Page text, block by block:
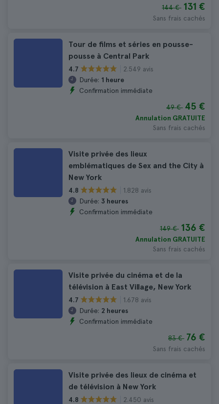
144 € 131 €
Sans frais cachés
Tour de films et séries en pousse-
pousse à Central Park
4.7
2.549 avis
Durée: 1 heure
Confirmation immédiate
49 € 45 €
Annulation GRATUITE
Sans frais cachés
Visite privée des lieux
emblématiques de Sex and the City à
New York
4.8
1.828 avis
Durée: 3 heures
Confirmation immédiate
149 € 136 €
Annulation GRATUITE
Sans frais cachés
Visite privée du cinéma et de la
télévision à East Village, New York
4.7
1.678 avis
Durée: 2 heures
Confirmation immédiate
83 € 76 €
Sans frais cachés
Visite privée des lieux de cinéma et
de télévision à New York
4.8
2.450 avis